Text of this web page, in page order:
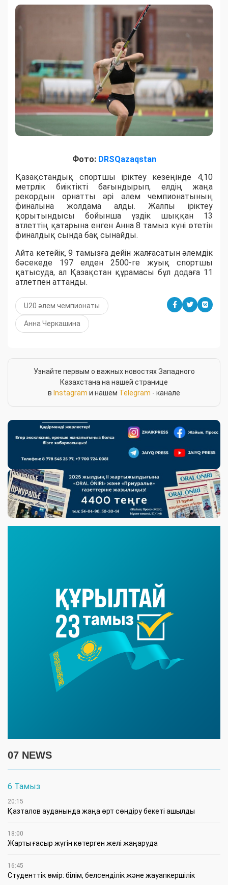
Фото: DRSQazaqstan
Қазақстандық спортшы іріктеу кезеңінде 4,10
метрлік биіктікті бағындырып, елдің жаңа
рекордын орнатты әрі әлем чемпионатының
финалына жолдама алды. Жалпы іріктеу
қорытындысы бойынша үздік шыққан 13
атлеттің қатарына енген Анна 8 тамыз күні өтетін
финалдық сында бақ сынайды.
Айта кетейік, 9 тамызға дейін жалғасатын әлемдік
бәсекеде 197 елден 2500-ге жуық спортшы
қатысуда, ал Қазақстан құрамасы бұл додаға 11
атлетпен аттанды.
U20 әлем чемпионаты
Анна Черкашина
Узнайте первым о важных новостях Западного
Казахстана на нашей странице
в Instagram и нашем Telegram - канале
07 NEWS
6 Тамыз
20:15
Қазталов ауданында жаңа өрт сөндіру бекеті ашылды
18:00
Жарты ғасыр жүгін көтерген желі жаңаруда
16:45
Студенттік өмір: білім, белсенділік және жауапкершілік